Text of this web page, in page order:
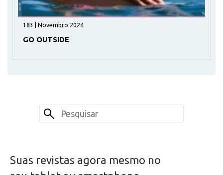
183 | Novembro 2024
GO OUTSIDE
Suas revistas agora mesmo no